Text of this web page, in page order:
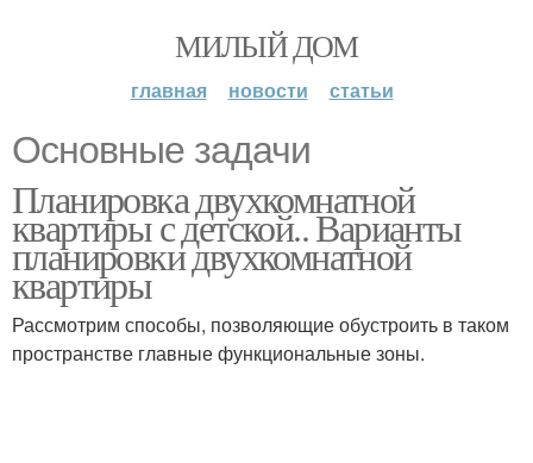
МИЛЫЙ ДОМ
главная новости статьи
Основные задачи
Планировка двухкомнатной
квартиры с детской.. Варианты
планировки двухкомнатной
квартиры
Рассмотрим способы, позволяющие обустроить в таком
пространстве главные функциональные зоны.